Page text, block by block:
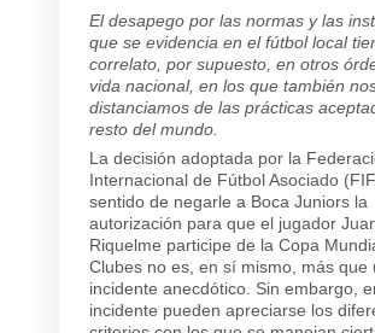
El desapego por las normas y las
que se evidencia en el fútbol local
correlato, por supuesto, en otros
vida nacional, en los que también
distanciamos de las prácticas
resto del mundo.
La decisión adoptada por la
Internacional de Fútbol Asociado
sentido de negarle a Boca Juniors la
autorización para que el jugador
Riquelme participe de la Copa
Clubes no es, en sí mismo, más que
incidente anecdótico. Sin embargo,
incidente pueden apreciarse los